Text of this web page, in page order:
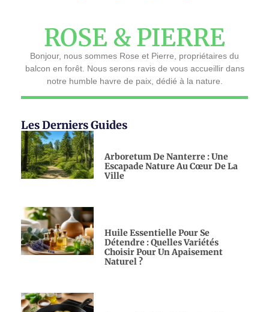
ROSE & PIERRE
Bonjour, nous sommes Rose et Pierre, propriétaires du
balcon en forêt. Nous serons ravis de vous accueillir dans
notre humble havre de paix, dédié à la nature.
Les Derniers Guides
Arboretum De Nanterre : Une
Escapade Nature Au Cœur De La
Ville
Huile Essentielle Pour Se
Détendre : Quelles Variétés
Choisir Pour Un Apaisement
Naturel ?